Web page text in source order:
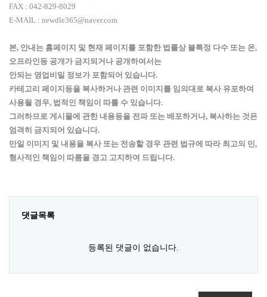
FAX : 042-829-8029
E-MAIL : newdle365@naver.com
본, 안내는 홈페이지 및 현재 페이지를 포함한 법률상 불특정 다수 또는 온,
오프라인등 공개가 금지되거나 공개하여서는
안되는 영업비밀 정보가 포함되어 있습니다.
카테고리 페이지등을 복사하거나 관련 이미지를 임의대로 복사 유포하여
사용될 경우, 법적인 책임이 따를 수 있습니다.
그러하므로 게시물에 관한 내용등을 전파 또는 배포하거나, 복사하는 것은
엄격히 금지되어 있습니다.
만일 이미지 및 내용을 복사 또는 전송할 경우 관련 법규에 따라 최고의 민,
형사적인 책임이 따름을 경고 고지하여 드립니다.
댓글목록
등록된 댓글이 없습니다.